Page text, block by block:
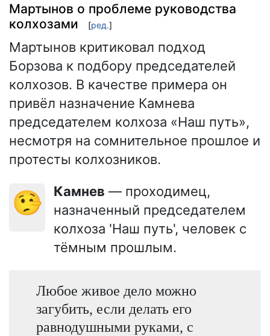
Мартынов о проблеме руководства
колхозами
[ред.]
Мартынов критиковал подход
Борзова к подбору председателей
колхозов. В качестве примера он
привёл назначение Камнева
председателем колхоза «Наш путь»,
несмотря на сомнительное прошлое и
протесты колхозников.
🤥 Камнев — проходимец,
назначенный председателем
колхоза 'Наш путь', человек с
тёмным прошлым.
Любое живое дело можно
загубить, если делать его
равнодушными руками, с